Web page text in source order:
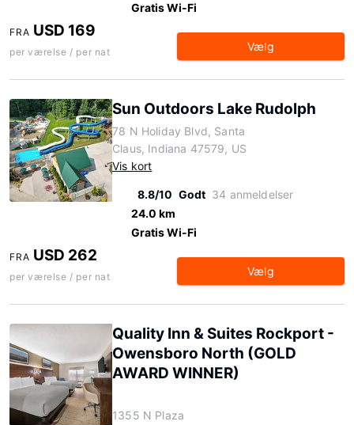
Gratis Wi-Fi
FRA USD 169
per værelse / per nat Vælg
Sun Outdoors Lake Rudolph
78 N Holiday Blvd, Santa
Claus, Indiana 47579, US
Vis kort
8.8/10 Godt 34 anmeldelser
24.0 km
Gratis Wi-Fi
FRA USD 262
per værelse / per nat Vælg
Quality Inn & Suites Rockport -
Owensboro North (GOLD
AWARD WINNER)
1355 N Plaza